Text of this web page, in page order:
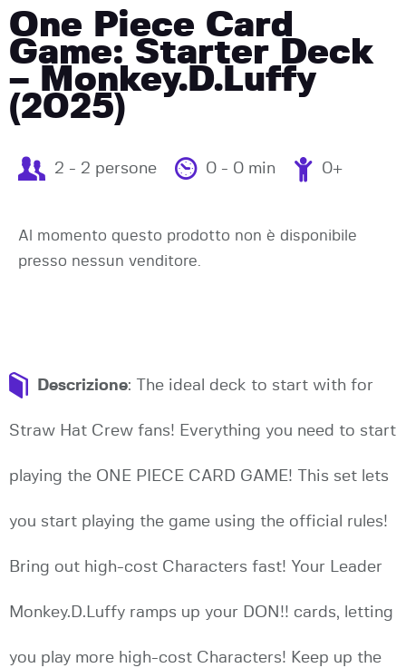
One Piece Card
Game: Starter Deck
– Monkey.D.Luffy
(2025)
2 - 2 persone 0 - 0 min 0+
Al momento questo prodotto non è disponibile
presso nessun venditore.
Descrizione: The ideal deck to start with for
Straw Hat Crew fans! Everything you need to start
playing the ONE PIECE CARD GAME! This set lets
you start playing the game using the official rules!
Bring out high-cost Characters fast! Your Leader
Monkey.D.Luffy ramps up your DON!! cards, letting
you play more high-cost Characters! Keep up the